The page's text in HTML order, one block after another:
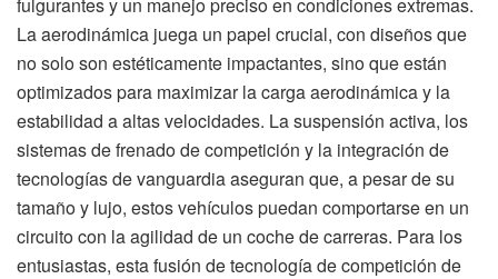
La aerodinámica juega un papel crucial, con diseños que
no solo son estéticamente impactantes, sino que están
optimizados para maximizar la carga aerodinámica y la
estabilidad a altas velocidades. La suspensión activa, los
sistemas de frenado de competición y la integración de
tecnologías de vanguardia aseguran que, a pesar de su
tamaño y lujo, estos vehículos puedan comportarse en un
circuito con la agilidad de un coche de carreras. Para los
entusiastas, esta fusión de tecnología de competición de